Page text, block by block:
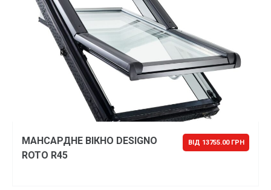
МАНСАРДНЕ ВІКНО DESIGNO
ROTO R45
ВІД 13755.00 ГРН